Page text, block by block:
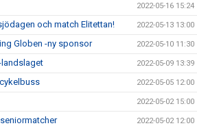
2022-05-16 15:24
och match Elitettan! 2022-05-13 13:00
Globen -ny sponsor 2022-05-10 11:30
landslaget 2022-05-09 13:39
2022-05-05 12:00
2022-05-02 15:00
2022-05-02 12:00